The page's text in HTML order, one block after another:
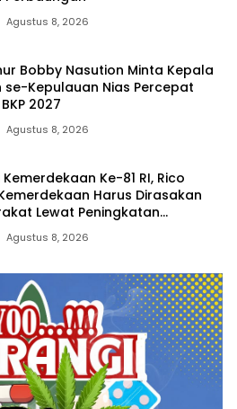
Agustus 8, 2026
Bobby Nasution Minta Kepala
se-Kepulauan Nias Percepat
2027
Agustus 8, 2026
Ke-81 RI, Rico
Harus Dirasakan
Lewat Peningkatan
Primer
Agustus 8, 2026